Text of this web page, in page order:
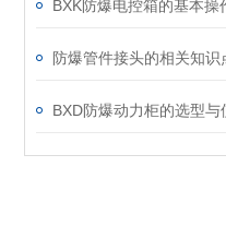
防爆管件接头的相关知识
BXD防爆动力柜的选型与